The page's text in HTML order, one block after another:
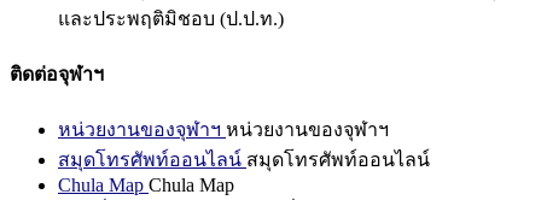
และประพฤติมิชอบ (ป.ป.ท.)
ติดต่อจุฬาฯ
หน่วยงานของจุฬาฯ หน่วยงานของจุฬาฯ
สมุดโทรศัพท์ออนไลน์ สมุดโทรศัพท์ออนไลน์
Chula Map Chula Map